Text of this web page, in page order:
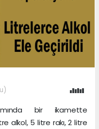
bir ikamette
alkol, 5 litre rakı, 2 litre